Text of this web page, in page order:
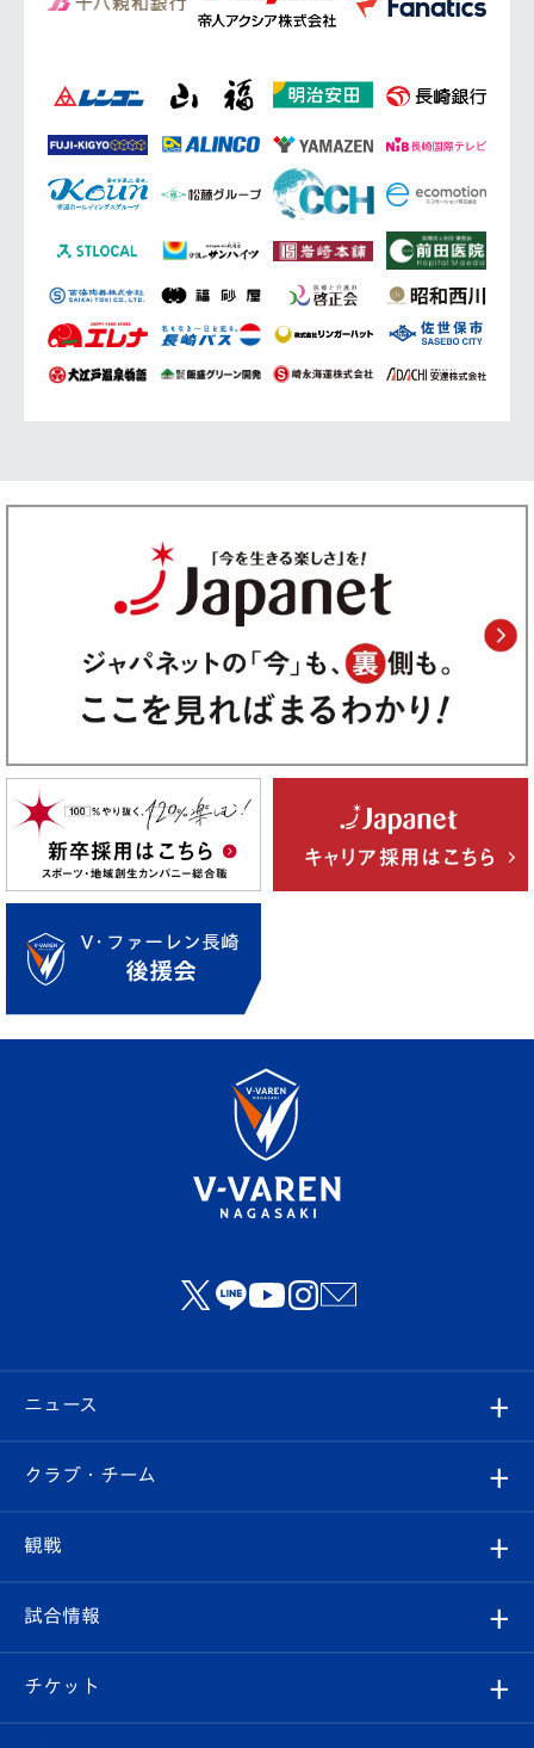
ニュース
すべて
クラブ
試合情報
クラブ・チーム
クラブ概要
エンブレム紹介
観戦
観戦ルール
はじめての観戦ガイド
試合情報
試合日程/結果
チケット